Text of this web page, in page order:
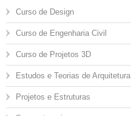
Curso de Design
Curso de Engenharia Civil
Curso de Projetos 3D
Estudos e Teorias de Arquitetura
Projetos e Estruturas